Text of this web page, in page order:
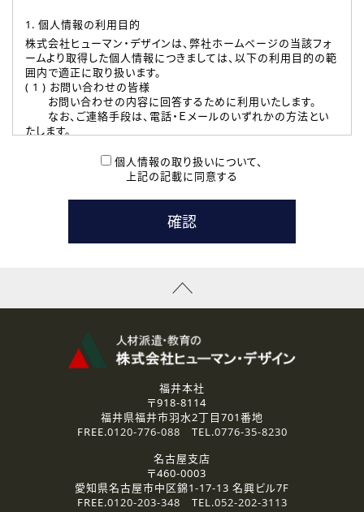
1. 個人情報の利用目的
株式会社ヒューマン・デザインは、弊社ホームページの当該フォ
ームより取得した個人情報につきましては、以下の利用目的の範
囲内で適正に取り扱います。
( 1 ) お問い合わせの皆様
お問い合わせの内容に回答するために利用いたします。
なお、ご連絡手段は、電話・Ｅメールのいずれかの方法とい
たします。
本登録に関するご連絡および本登録時の参考情報として利
たします。
( 3 ) スタッフ派遣を検討されている企業の皆様
お問い合わせの内容に回答するために利用いたします。
なお、ご連絡手段は、電話・Ｅメールのいずれかの方法とい
資料送付、受講相談に関するご連絡のために利用いたしま
その他、お問い合わせの内容に回答するために利用いたし
なお、ご連絡手段は、電話・Ｅメールのいずれかの方法とい
2.個人情報の第三者提供
ご提供いただいた個人情報は、法令等の規定に従う場合を除き、
3.個人情報の取り扱いの委託
弊社の定める個人情報保護の評価基準を満たした委託先に、個
人情報を委託する場合があります。
個人情報の取り扱いについて、
上記の記載に同意する
福井本社
〒918-8114
福井県福井市羽水2丁目701番地
FREE.0120-776-088 TEL.0776-35-8230
名古屋支店
〒460-0003
愛知県名古屋市中区錦1-17-13 名興ビル7F
FREE.0120-203-348 TEL.052-202-3113